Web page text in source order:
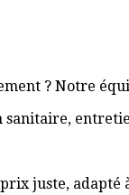
? Notre
juste, adapté